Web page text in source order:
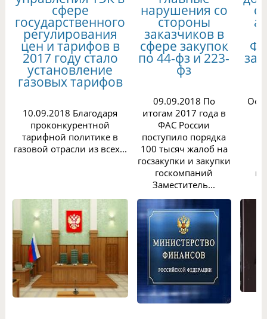
сфере
государственного
регулирования
цен и тарифов в
2017 году стало
установление
газовых тарифов
10.09.2018 Благодаря
проконкурентной
тарифной политике в
газовой отрасли из всех...
нарушения со
стороны
заказчиков в
сфере закупок
по 44-фз и 223-
фз
09.09.2018 По
итогам 2017 года в
ФАС России
поступило порядка
100 тысяч жалоб на
госзакупки и закупки
госкомпаний
Заместитель...